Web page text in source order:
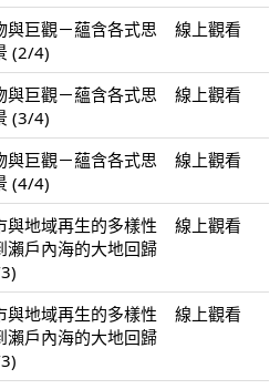
與巨觀－蘊含各式思
(2/4)
線上觀看
與巨觀－蘊含各式思
(3/4)
線上觀看
與巨觀－蘊含各式思
(4/4)
線上觀看
與地域再生的多樣性
瀨戶內海的大地回歸
線上觀看
與地域再生的多樣性
瀨戶內海的大地回歸
線上觀看